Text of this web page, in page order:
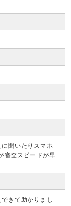
聞いたりスマホ
審査スピードが早
きて助かりまし